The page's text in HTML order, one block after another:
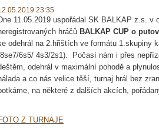
23:35
11.05.2019 uspořádal SK BALKAP z.s.
hráčů BALKAP CUP o
odehrál na 2.hřištích ve formátu 1.skupiny
6s5/ 4s3/2s1). Počasí nám i přes
odehrál v maximální pohodě a
a co nás velice těší, turnaj hrál bez
na některé z dalších akcích,
Z TURNAJE